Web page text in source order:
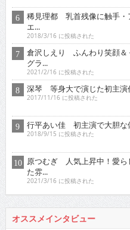
稀見理都 乳首残像に触手
エ...
2018/3/16 に投稿された
倉沢しえり ふんわり笑顔＆
グラ...
2021/2/16 に投稿された
深琴 等身大で演じた初主演
2017/11/16 に投稿された
行平あい佳 初主演で大胆な
2018/9/15 に投稿された
原つむぎ 人気上昇中！愛ら
た雰...
2021/3/16 に投稿された
オススメインタビュー